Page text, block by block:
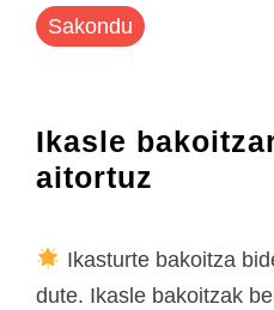
Sakondu
Ikasle
aitortuz
Ikasturte bakoitza
dute. Ikasle bakoitzak